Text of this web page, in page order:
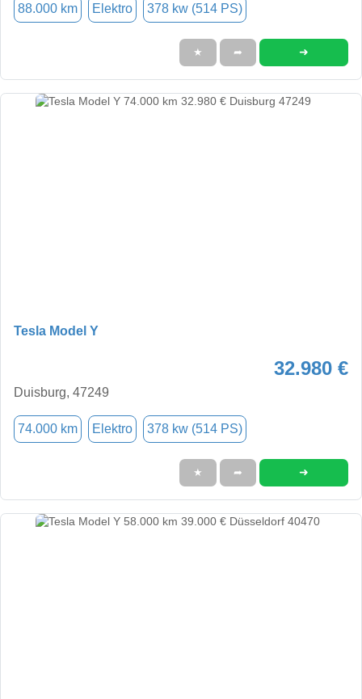
88.000 km Elektro 378 kw (514 PS)
★ ➦ ➜
Tesla Model Y
32.980 €
Duisburg, 47249
74.000 km Elektro 378 kw (514 PS)
★ ➦ ➜